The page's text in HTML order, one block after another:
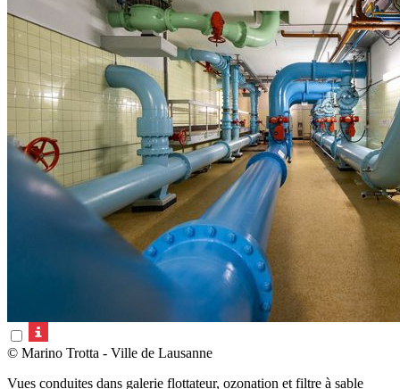
© Marino Trotta - Ville de Lausanne
Vues conduites dans galerie flottateur, ozonation et filtre à sable